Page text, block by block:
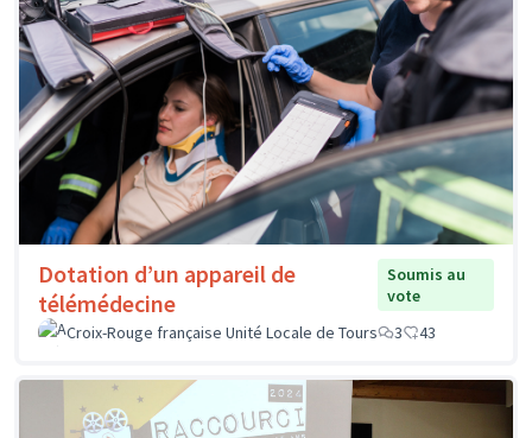
Dotation d’un appareil de
télémédecine
Soumis au
vote
Croix-Rouge française Unité Locale de Tours
3 43